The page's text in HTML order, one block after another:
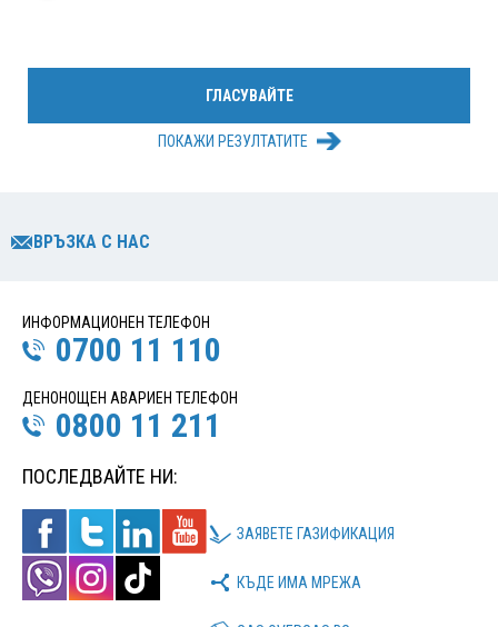
ПОКАЖИ РЕЗУЛТАТИТЕ
ВРЪЗКА С НАС
ИНФОРМАЦИОНЕН ТЕЛЕФОН
0700 11 110
ДЕНОНОЩЕН АВАРИЕН ТЕЛЕФОН
0800 11 211
ПОСЛЕДВАЙТЕ НИ:
ЗАЯВЕТЕ ГАЗИФИКАЦИЯ
КЪДЕ ИМА МРЕЖА